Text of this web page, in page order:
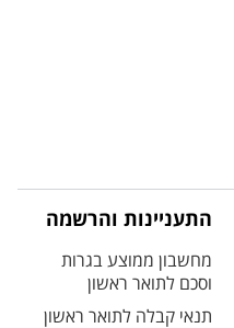
התעניינות והרשמה
מחשבון ממוצע בגרות
וסכם לתואר ראשון
תנאי קבלה לתואר ראשון